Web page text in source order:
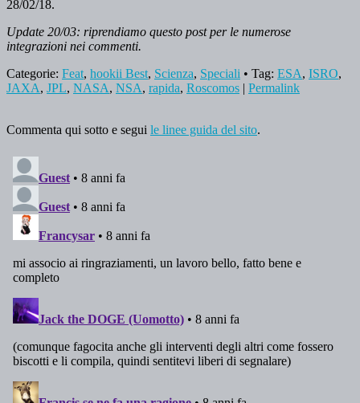
28/02/18.
Update 20/03: riprendiamo questo post per le numerose
integrazioni nei commenti.
Categorie: Feat, hookii Best, Scienza, Speciali • Tag: ESA, ISRO,
JAXA, JPL, NASA, NSA, rapida, Roscomos | Permalink
Commenta qui sotto e segui le linee guida del sito.